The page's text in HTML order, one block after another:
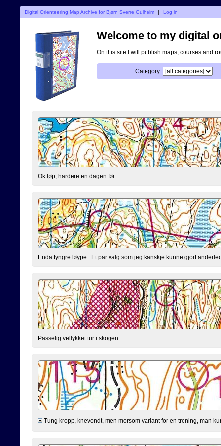
Digital Orienteering Map Archive for Bjørn Sverre Gulheim | Log in
Welcome to my digital
On this site I will publish maps, courses and
Category:
Ok løp, hardere en dagen før.
Enda tyngre løype.. Et par valg som jeg kanskje kunne gjort
Passelig vellykket tur i skogen.
Tung kropp, knevondt, men morsom variant for en trening, man